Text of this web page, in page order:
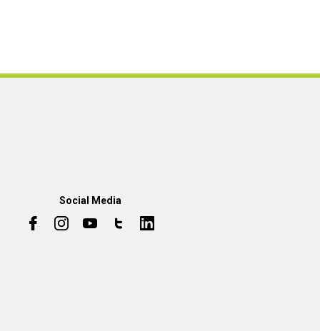
Social Media